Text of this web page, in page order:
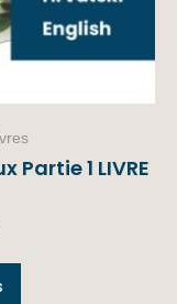
1 LIVRE